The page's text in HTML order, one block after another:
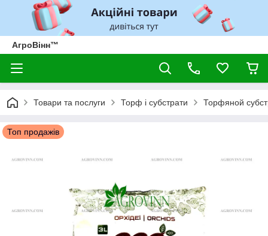
АгроВінн™
Товари та послуги Торф і субстрати Торфяной
Топ продажів